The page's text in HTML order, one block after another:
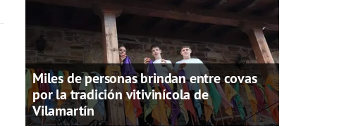
Miles de personas brindan entre covas
por la tradición vitivinícola de
Vilamartín